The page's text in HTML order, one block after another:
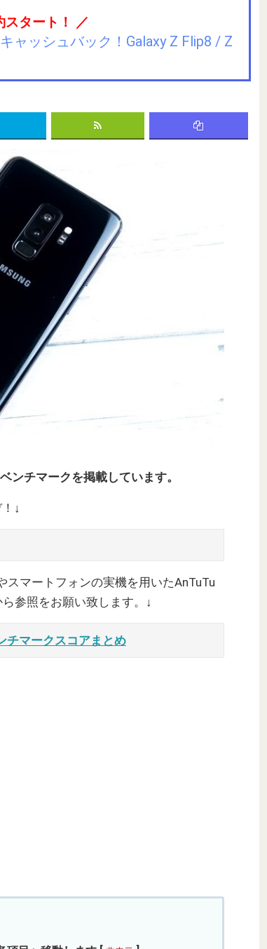
スタート！ ／
ャッシュバック！Galaxy Z Flip8 / Z
ンチマークを掲載しています。
↓
マートフォンの実機を用いたAnTuTu
参照をお願い致します。↓
チマークスコアまとめ